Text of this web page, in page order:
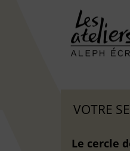
VOTRE
Le cercle